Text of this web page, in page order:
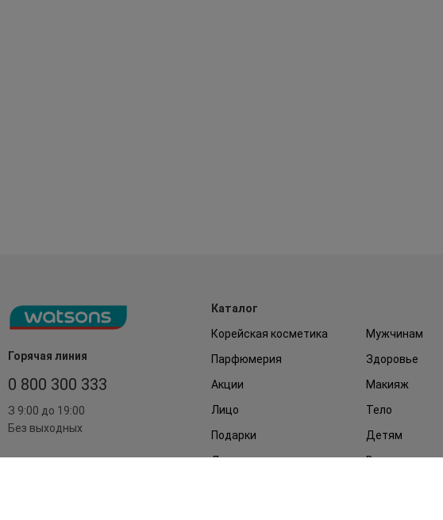
Горячая линия
0 800 300 333
З 9:00 до 19:00
Без выходных
Каталог
Корейская косметика
Мужчинам
Парфюмерия
Здоровье
Акции
Макияж
Лицо
Тело
Подарки
Детям
Дом
Волосы